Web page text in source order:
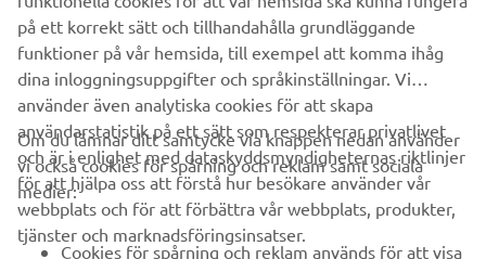
DISCOVER THE EXPERIENCE
FÖRETAG
B2B
på ett korrekt sätt och tillhandahålla grundläggande
funktioner på vår hemsida, till exempel att komma ihåg
dina inloggningsuppgifter och språkinställningar. Vi
använder även analytiska cookies för att skapa
användarstatistik på ett sätt som respekterar privatlivet
och är i enlighet med dataskyddsmyndigheternas riktlinjer
för att hjälpa oss att förstå hur besökare använder vår
webbplats och för att förbättra vår webbplats, produkter,
tjänster och marknadsföringsinsatser.
Om du lämnar ditt samtycke via knappen nedan använder
vi också cookies för spårning och reklam samt sociala
medier:
Cookies för spårning och reklam används för att visa